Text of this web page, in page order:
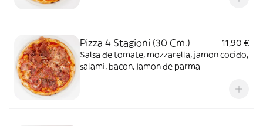
Pizza 4 Stagioni (30 Cm.)
11,90 €
Salsa de tomate, mozzarella, jamon cocido,
salami, bacon, jamon de parma